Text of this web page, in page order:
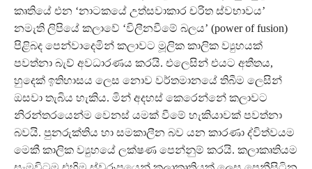
කෘතියේ එන ‘නාටකයේ උත්සවාකාර චරිත ස්වභාවය’
නමැති ලිපියේ කලාවේ ‘විලීනවීමේ බලය’ (power of fusion)
පිළිබද පෙන්වාදෙමින් කලාවට මූලික කාලික ව්‍යුහයක්
පවත්නා බැව් අවධාරණය කරයි. එලෙසින් එයට අතීතය,
හුදෙක් ඉතිහාසය ලෙස නොව වර්තමානයේ තිබීම ලෙසින්
ඔසවා තැබිය හැකිය. මින් අදහස් කෙරෙන්නේ කලාවට
නිරන්තරයෙන්ම වෙනස් යමක් වීමේ හැකියාවක් පවත්නා
බවයි. පුනරුක්තිය හා සමකාලීන බව යන කාරණා ද්විත්වයම
මෙකී කාලික ව්‍යුහයේ ලක්ෂණ පෙන්නුම් කරයි. කලාකෘතියම